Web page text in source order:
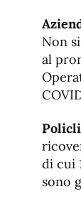
Non
al
di cui
sono